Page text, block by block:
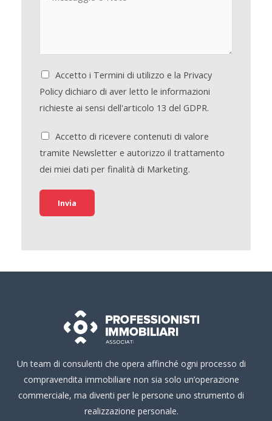
Accetto i Termini di utilizzo e la Privacy
Policy dichiaro di aver letto le informazioni
richieste ai sensi dell'articolo 13 del GDPR.
Accetto di ricevere contenuti di valore
tramite Newsletter e autorizzo il trattamento
dei miei dati per finalità di Marketing.
Invia
Un team di consulenti che opera affinché ogni processo di
compravendita immobiliare non sia solo un’operazione
commerciale, ma diventi per le persone uno strumento di
realizzazione personale.